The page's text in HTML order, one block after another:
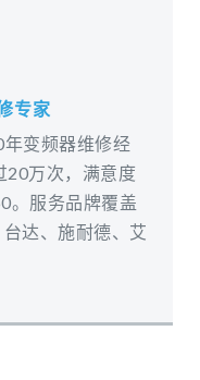
专家
变频器维修经
20万次，满意度
。服务品牌覆盖
达、施耐德、艾